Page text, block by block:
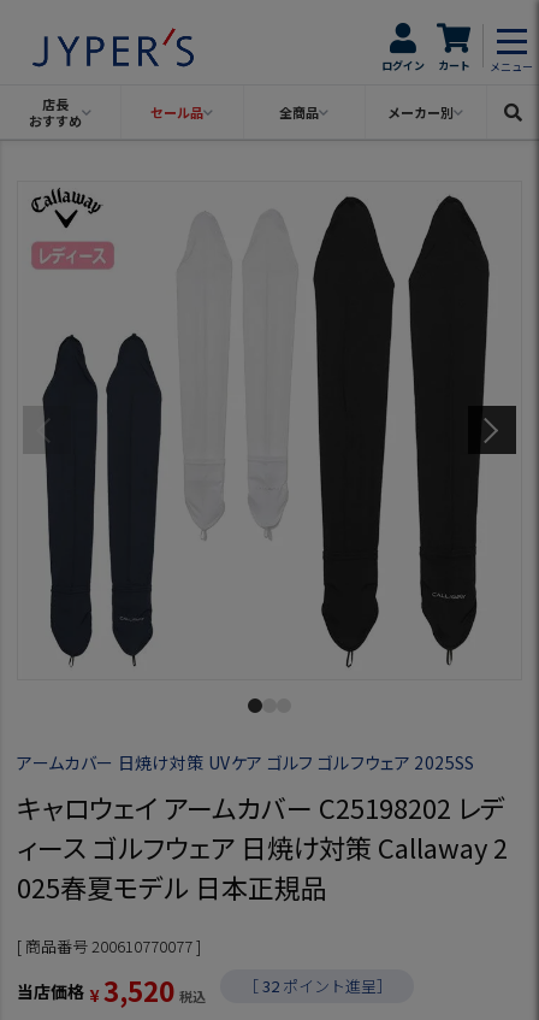
ログイン カート メニュー
店長
おすすめ
セール品 全商品 メーカー別
アームカバー 日焼け対策 UVケア ゴルフ ゴルフウェア 2025SS
キャロウェイ アームカバー C25198202 レデ
ィース ゴルフウェア 日焼け対策 Callaway 2
025春夏モデル 日本正規品
商品番号 200610770077
当店価格 ¥3,520 税込 ［32 ポイント進呈］